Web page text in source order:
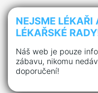
NEJSME LÉKAŘI
LÉKAŘSKÉ
Náš web je pouze
zábavu, nikomu
doporučení!